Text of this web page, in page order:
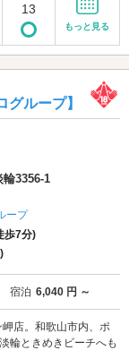
13
もっと見る
ループ】
うち4
3356-1
ープ
歩7分)
宿泊 6,040 円 ～
店。和歌山市内、ポ
輪ときめきビーチへも